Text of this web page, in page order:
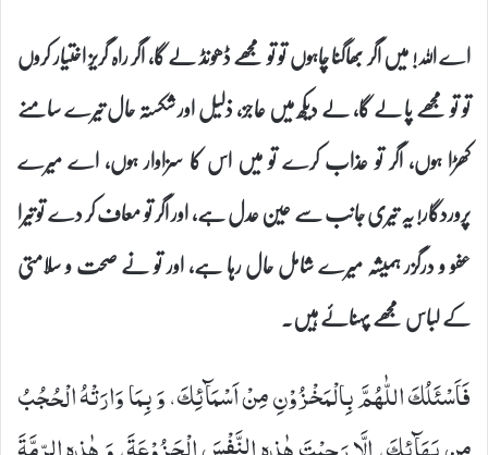
اے اللہ! میں اگر بھاگنا چاہوں تو تو مجھے ڈھونڈ لے گا، اگر راہ گریز اختیار کروں
تو تو مجھے پا لے گا، لے دیکھ میں عاجز، ذلیل اور شکستہ حال تیرے سامنے
کھڑا ہوں، اگر تو عذاب کرے تو میں اس کا سزاوار ہوں، اے میرے
پروردگار! یہ تیری جانب سے عین عدل ہے، اور اگر تو معاف کر دے تو تیرا
عفو و درگزر ہمیشہ میرے شامل حال رہا ہے، اور تو نے صحت و سلامتی
کے لباس مجھے پہنائے ہیں۔
فَاَسْئَلُكَ- اللّٰهُمَّ- بِالْمَخْزُوْنِ مِنْ اَسْمَآئِكَ، وَ بِمَا وَارَتْهُ الْحُجُبُ